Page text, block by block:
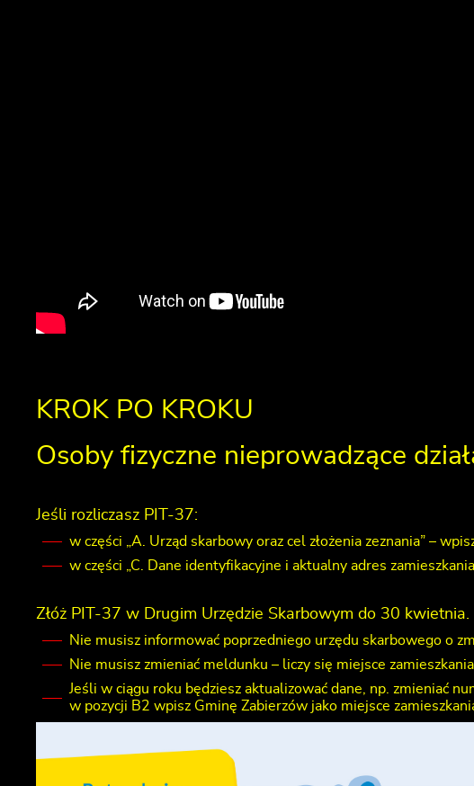
KROK PO KROKU
Osoby fizyczne nieprowadzące
Jeśli rozliczasz PIT-37:
w części „A. Urząd skarbowy oraz cel złożenia zeznania” –
w części „C. Dane identyfikacyjne i aktualny adres
Złóż PIT-37 w Drugim Urzędzie Skarbowym do 30 kwietnia.
Nie musisz informować poprzedniego urzędu skarbowego o
Nie musisz zmieniać meldunku – liczy się miejsce
Jeśli w ciągu roku będziesz aktualizować dane, np. zmieniać
w pozycji B2 wpisz Gminę Zabierzów jako miejsce